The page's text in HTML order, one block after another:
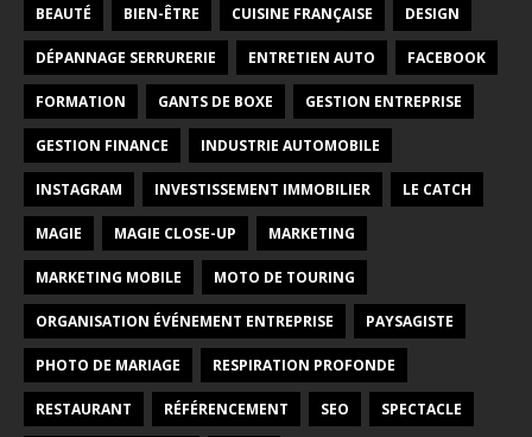
BEAUTÉ BIEN-ÊTRE CUISINE FRANÇAISE DESIGN
DÉPANNAGE SERRURERIE ENTRETIEN AUTO FACEBOOK
FORMATION GANTS DE BOXE GESTION ENTREPRISE
GESTION FINANCE INDUSTRIE AUTOMOBILE
INSTAGRAM INVESTISSEMENT IMMOBILIER LE CATCH
MAGIE MAGIE CLOSE-UP MARKETING
MARKETING MOBILE MOTO DE TOURING
ORGANISATION ÉVÉNEMENT ENTREPRISE PAYSAGISTE
PHOTO DE MARIAGE RESPIRATION PROFONDE
RESTAURANT RÉFÉRENCEMENT SEO SPECTACLE